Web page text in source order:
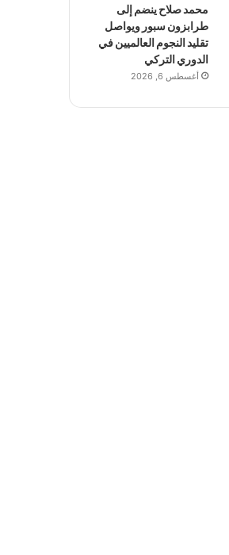
محمد صلاح ينضم إلى
طرابزون سبور ويواصل
تقليد النجوم العالميين في
الدوري التركي
أغسطس 6, 2026